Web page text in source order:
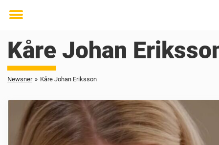
Toggle
Kåre Johan
Newsner » Kåre Johan Eriksson